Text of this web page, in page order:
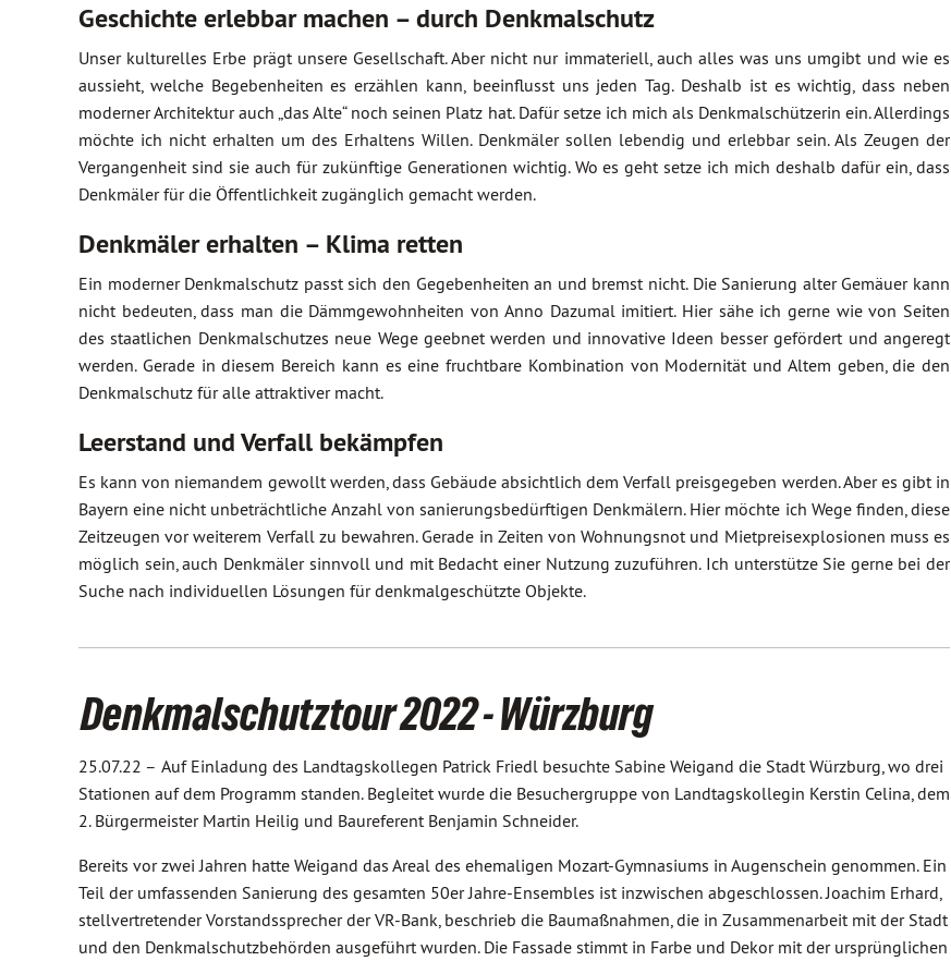
Geschichte erlebbar machen – durch Denkmalschutz
Unser kulturelles Erbe prägt unsere Gesellschaft. Aber nicht nur immateriell, auch alles was uns umgibt und wie es
aussieht, welche Begebenheiten es erzählen kann, beeinflusst uns jeden Tag. Deshalb ist es wichtig, dass neben
moderner Architektur auch „das Alte“ noch seinen Platz hat. Dafür setze ich mich als Denkmalschützerin ein. Allerdings
möchte ich nicht erhalten um des Erhaltens Willen. Denkmäler sollen lebendig und erlebbar sein. Als Zeugen der
Vergangenheit sind sie auch für zukünftige Generationen wichtig. Wo es geht setze ich mich deshalb dafür ein, dass
Denkmäler für die Öffentlichkeit zugänglich gemacht werden.
Denkmäler erhalten – Klima retten
Ein moderner Denkmalschutz passt sich den Gegebenheiten an und bremst nicht. Die Sanierung alter Gemäuer kann
nicht bedeuten, dass man die Dämmgewohnheiten von Anno Dazumal imitiert. Hier sähe ich gerne wie von Seiten
des staatlichen Denkmalschutzes neue Wege geebnet werden und innovative Ideen besser gefördert und angeregt
werden. Gerade in diesem Bereich kann es eine fruchtbare Kombination von Modernität und Altem geben, die den
Denkmalschutz für alle attraktiver macht.
Leerstand und Verfall bekämpfen
Es kann von niemandem gewollt werden, dass Gebäude absichtlich dem Verfall preisgegeben werden. Aber es gibt in
Bayern eine nicht unbeträchtliche Anzahl von sanierungsbedürftigen Denkmälern. Hier möchte ich Wege finden, diese
Zeitzeugen vor weiterem Verfall zu bewahren. Gerade in Zeiten von Wohnungsnot und Mietpreisexplosionen muss es
möglich sein, auch Denkmäler sinnvoll und mit Bedacht einer Nutzung zuzuführen. Ich unterstütze Sie gerne bei der
Suche nach individuellen Lösungen für denkmalgeschützte Objekte.
Denkmalschutztour 2022 - Würzburg
25.07.22 – Auf Einladung des Landtagskollegen Patrick Friedl besuchte Sabine Weigand die Stadt Würzburg, wo drei
Stationen auf dem Programm standen. Begleitet wurde die Besuchergruppe von Landtagskollegin Kerstin Celina, dem
2. Bürgermeister Martin Heilig und Baureferent Benjamin Schneider.
Bereits vor zwei Jahren hatte Weigand das Areal des ehemaligen Mozart-Gymnasiums in Augenschein genommen. Ein
Teil der umfassenden Sanierung des gesamten 50er Jahre-Ensembles ist inzwischen abgeschlossen. Joachim Erhard,
stellvertretender Vorstandssprecher der VR-Bank, beschrieb die Baumaßnahmen, die in Zusammenarbeit mit der Stadt
und den Denkmalschutzbehörden ausgeführt wurden. Die Fassade stimmt in Farbe und Dekor mit der ursprünglichen